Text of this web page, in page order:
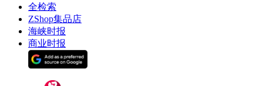
全检索
ZShop集品店
海峡时报
商业时报